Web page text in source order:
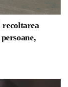
recoltarea